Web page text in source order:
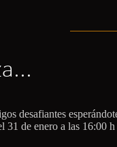
desafiantes
31 de enero a las 16:00 h